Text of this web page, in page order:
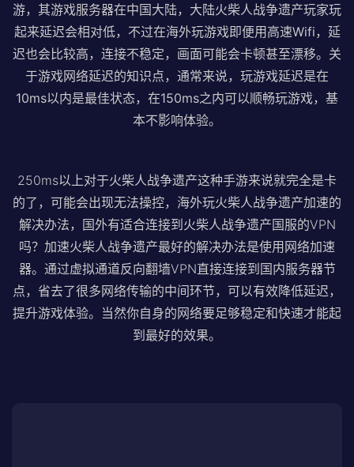
游，其游戏服务器在中国大陆，大陆火柴人战争遗产玩家玩
起来延迟会相对低，不过在海外玩游戏即便用高速Wifi，延
迟也会比较高，连接不稳定，画面可能会卡顿甚至漂移。关
于游戏网络延迟的知识点，通常来说，玩游戏延迟是在
10ms以内是最佳状态，在150ms之内可以顺畅玩游戏，基
本不影响体验。
250ms以上对于火柴人战争遗产这种手游来说就完全是卡
的了，可能会出现无法操控，海外玩火柴人战争遗产加速的
解决办法，国外有适合连接到火柴人战争遗产国服的VPN
吗？加速火柴人战争遗产最好的解决办法是使用网络加速
器。通过虚拟通道反向翻墙VPN直接连接到国内服务器节
点，省去了很多网络传输的中间环节，可以有效降低延迟，
提升游戏体验。当然你自身的网络要足够稳定和快速才能起
到最好的效果。